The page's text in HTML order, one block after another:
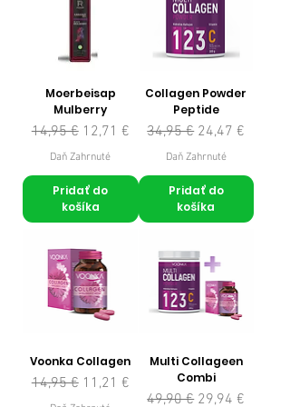
Moerbeisap
Mulberry
Normálna cena
14,95 € Zľavnená cena
12,71 €
Daň Zahrnuté
Pridať do
košíka
Collagen Powder
Peptide
Normálna cena
34,95 € Zľavnená cena
24,47 €
Daň Zahrnuté
Pridať do
košíka
Voonka Collagen
Normálna cena
14,95 € Zľavnená cena
11,21 €
Multi Collageen
Combi
Normálna cena
49,90 € Zľavnená cena
29,94 €